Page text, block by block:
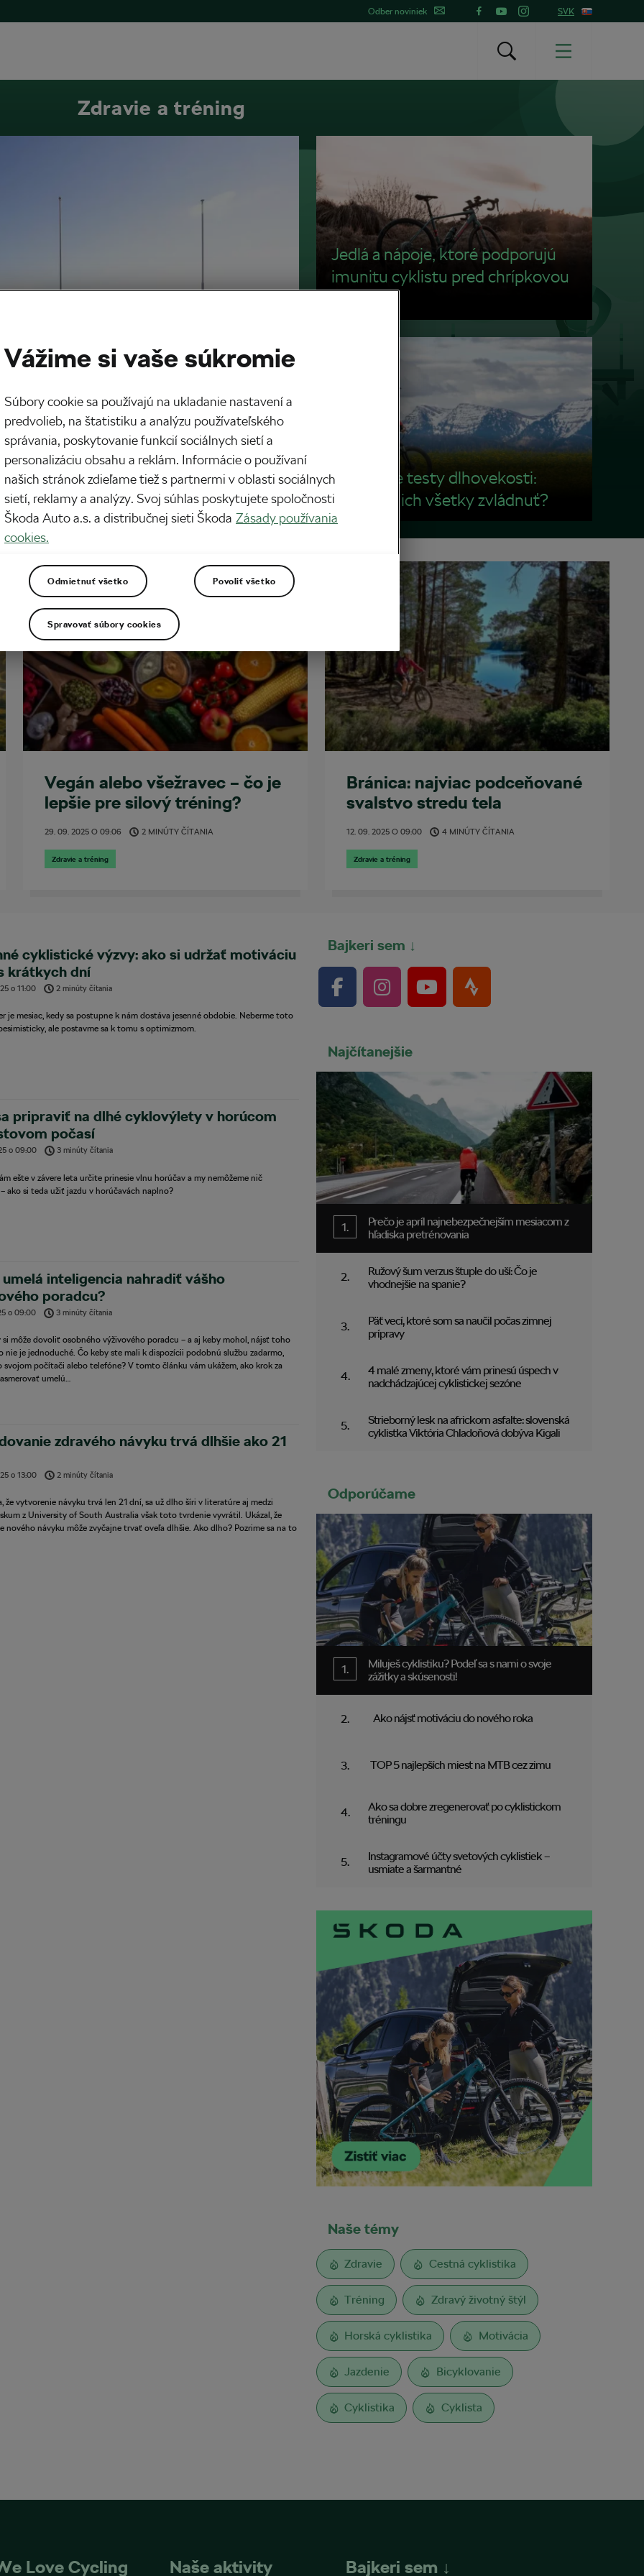
Odber noviniek SVK
Zdravie a tréning
o konzistentnosti
Jedlá a nápoje, ktoré podporujú
imunitu cyklistu pred chrípkovou
4 domáce testy dlhovekosti:
dokážete ich všetky zvládnuť?
Vegán alebo všežravec – čo je
lepšie pre silový tréning?
29. 09. 2025 O 09:06 2 MINÚTY ČÍTANIA
Zdravie a tréning
Bránica: najviac podceňované
svalstvo stredu tela
12. 09. 2025 O 09:00 4 MINÚTY ČÍTANIA
Zdravie a tréning
cyklistické výzvy: ako si udržať motiváciu
krátkych dní
o11:00 2 minúty čítania
je mesiac, kedy sa postupne k nám dostáva jesenné obdobie. Neberme toto
ale postavme sa k tomu s optimizmom.
pripraviť na dlhé cyklovýlety v horúcom
počasí
o09:00 3 minúty čítania
ešte v závere leta určite prinesie vlnu horúčav a my nemôžeme nič
ako si teda užiť jazdu v horúčavách naplno?
umelá inteligencia nahradiť vášho
poradcu?
o09:00 3 minúty čítania
si môže dovoliť osobného výživového poradcu – a aj keby mohol, nájsť toho
nie je jednoduché. Čo keby ste mali k dispozícii podobnú službu zadarmo,
svojom počítači alebo telefóne? V tomto článku vám ukážem, ako krok za
umelú…
zdravého návyku trvá dlhšie ako 21
o13:00 2 minúty čítania
že vytvorenie návyku trvá len 21 dní, sa už dlho šíri v literatúre aj medzi
z University of South Australia však toto tvrdenie vyvrátil. Ukázal, že
nového návyku môže zvyčajne trvať oveľa dlhšie. Ako dlho? Pozrime sa na to
Bajkeri sem ↓
Najčítanejšie
Prečo je apríl najnebezpečnejším mesiacom z
hľadiska pretrénovania
Ružový šum verzus štuple do uší: Čo je
vhodnejšie na spanie?
Päť vecí, ktoré som sa naučil počas zimnej
prípravy
4 malé zmeny, ktoré vám prinesú úspech v
nadchádzajúcej cyklistickej sezóne
Strieborný lesk na africkom asfalte: slovenská
cyklistka Viktória Chladoňová dobýva Kigali
Odporúčame
Miluješ cyklistiku? Podeľ sa s nami o svoje
zážitky a skúsenosti!
Ako nájsť motiváciu do nového roka
TOP 5 najlepších miest na MTB cez zimu
Ako sa dobre zregenerovať po cyklistickom
tréningu
Instagramové účty svetových cyklistiek –
usmiate a šarmantné
Naše témy
Zdravie Cestná cyklistika
Tréning Zdravý životný štýl
Horská cyklistika Motivácia
Jazdenie Bicyklovanie
Cyklistika Cyklista
Love Cycling Naše aktivity Bajkeri sem ↓
Vážime si vaše súkromie
Súbory cookie sa používajú na ukladanie nastavení a
predvolieb, na štatistiku a analýzu používateľského
správania, poskytovanie funkcií sociálnych sietí a
personalizáciu obsahu a reklám. Informácie o používaní
našich stránok zdieľame tiež s partnermi v oblasti sociálnych
sietí, reklamy a analýzy. Svoj súhlas poskytujete spoločnosti
Škoda Auto a.s. a distribučnej sieti Škoda Zásady používania
cookies.
Odmietnuť všetko Povoliť všetko
Spravovať súbory cookies